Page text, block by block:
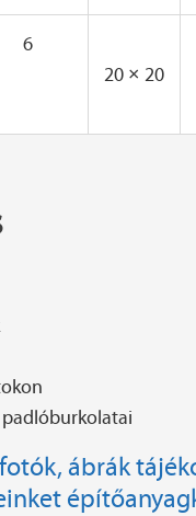
6
20 × 20
ábrák